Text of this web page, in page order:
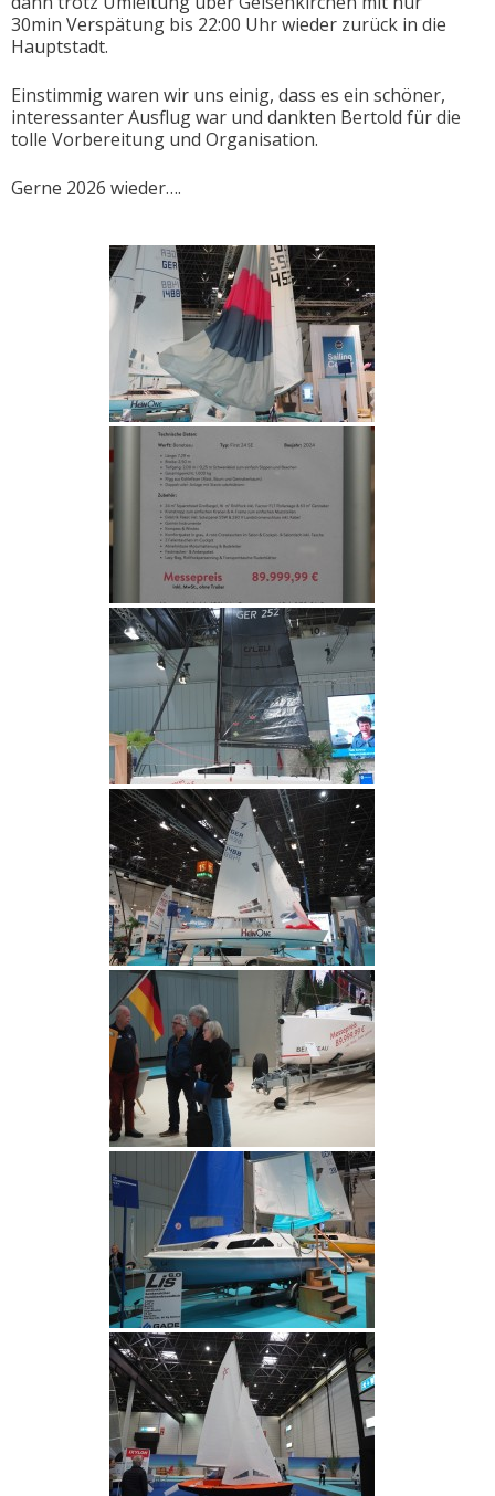
30min Verspätung bis 22:00 Uhr wieder zurück in die
Hauptstadt.
Einstimmig waren wir uns einig, dass es ein schöner,
interessanter Ausflug war und dankten Bertold für die
tolle Vorbereitung und Organisation.
Gerne 2026 wieder….